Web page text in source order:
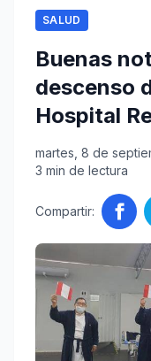
SALUD
Buenas
descenso
Hospital
martes, 8 de
3 min de lectura
Compartir: